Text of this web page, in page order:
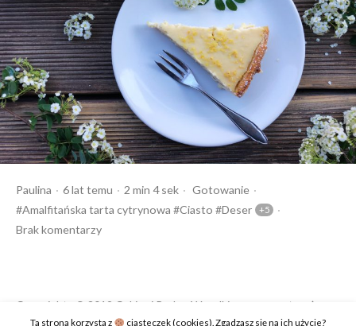
Opublikowany
przez
Paulina 6 lat temu
Czas
czytania
2 min 4 sek
Opublikowany
w
Gotowanie
Amalfitańska tarta cytrynowa
Ciasto
Deser
Brak komentarzy
Copyrights © 2019 Cukier i Puder. Wszelkie prawa zastrzeżone.
Ta strona korzysta z ciasteczek (cookies). Zgadzasz się na ich użycie?